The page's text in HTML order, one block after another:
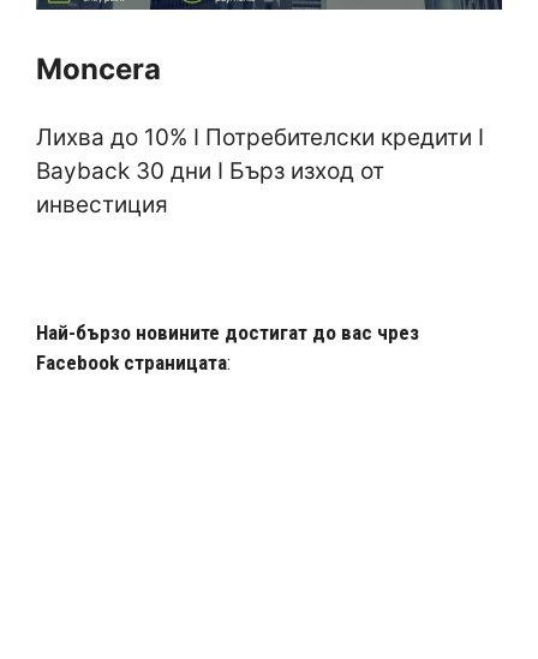
Moncera
Лихва до 10% I Потребителски кредити I
Bayback 30 дни I Бърз изход от
инвестиция
Най-бързо новините достигат до вас чрез
Facebook страницата: